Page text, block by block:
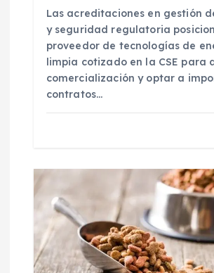
Las acreditaciones en gestión
y seguridad regulatoria
proveedor de tecnologías de
limpia cotizado en la CSE para
comercialización y optar a
contratos…